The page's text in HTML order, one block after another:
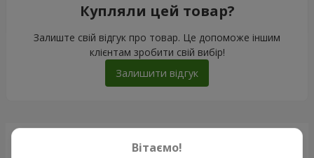
Купляли цей товар?
Залиште свій відгук про товар. Це допоможе іншим
клієнтам зробити свій вибір!
Залишити відгук
Щойно доставили
Вітаємо!